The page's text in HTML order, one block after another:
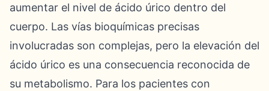
aumentar el nivel de ácido úrico dentro del
cuerpo. Las vías bioquímicas precisas
involucradas son complejas, pero la elevación del
ácido úrico es una consecuencia reconocida de
su metabolismo. Para los pacientes con